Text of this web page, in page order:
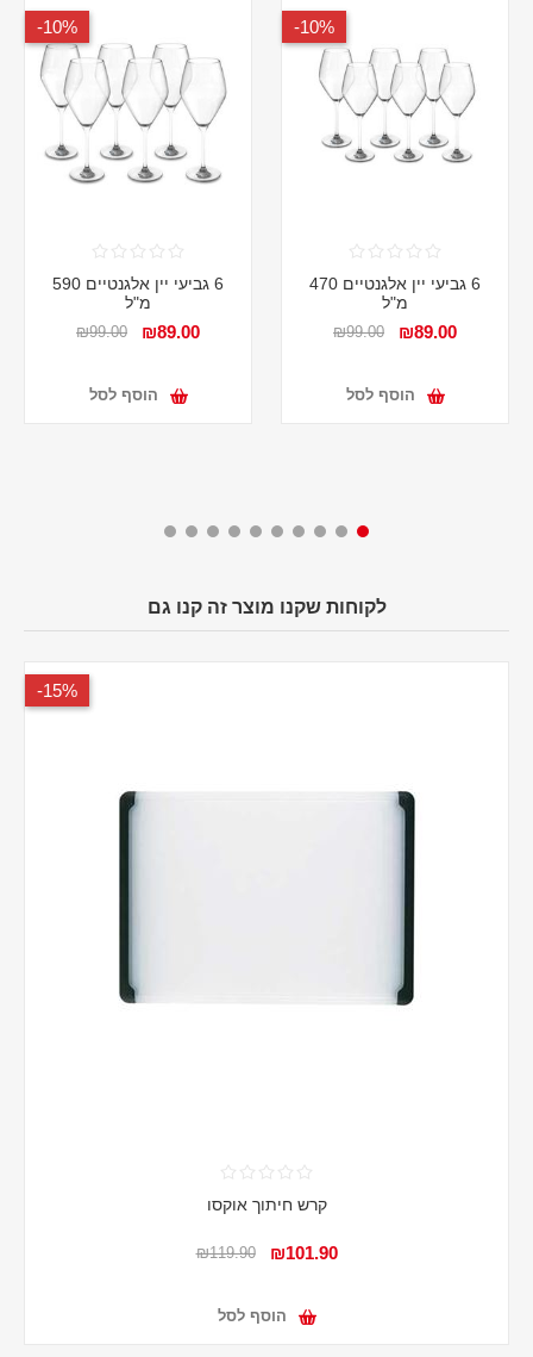
10%-
6 גביעי יין אלגנטיים 470
מ"ל
₪89.00
₪99.00
הוסף לסל
10%-
6 גביעי יין אלגנטיים 590
מ"ל
₪89.00
₪99.00
הוסף לסל
לקוחות שקנו מוצר זה קנו גם
15%-
קרש חיתוך אוקסו
₪101.90
₪119.90
הוסף לסל